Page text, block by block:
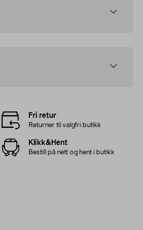
Fri retur
Returner til valgfri butikk
Klikk&Hent
Bestill på nett og hent i butikk